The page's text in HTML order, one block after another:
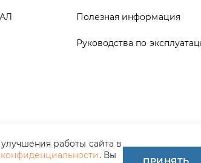
работы сайта в
. Вы